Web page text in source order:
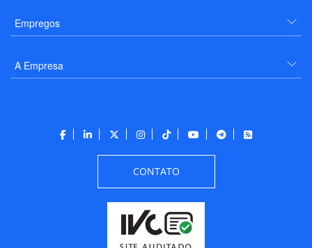
Empregos
A Empresa
CONTATO